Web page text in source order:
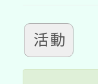
活動